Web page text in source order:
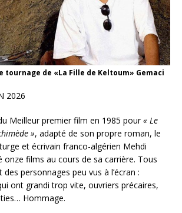
tournage de «La Fille de Keltoum» Gemaci
2026
Meilleur premier film en 1985 pour« Le
», adapté de son propre roman, le
et écrivain franco-algérien Mehdi
onze films au cours de sa carrière. Tous
personnages peu vus à l’écran :
ont grandi trop vite, ouvriers précaires,
Hommage.